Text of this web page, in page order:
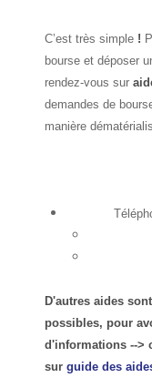
C’est très simple !
bourse et déposer
rendez-vous sur
demandes de
manière
D'autres aides sont
possibles, pour
d'informations -->
sur guide des